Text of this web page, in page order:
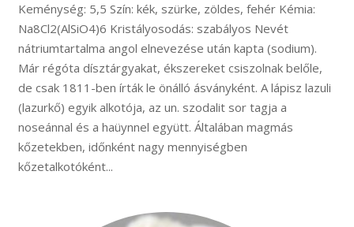
Keménység: 5,5 Szín: kék, szürke, zöldes, fehér Kémia:
Na8Cl2(AlSiO4)6 Kristályosodás: szabályos Nevét
nátriumtartalma angol elnevezése után kapta (sodium).
Már régóta dísztárgyakat, ékszereket csiszolnak belőle,
de csak 1811-ben írták le önálló ásványként. A lápisz lazuli
(lazurkő) egyik alkotója, az un. szodalit sor tagja a
noseánnal és a haüynnel együtt. Általában magmás
kőzetekben, időnként nagy mennyiségben
kőzetalkotóként...